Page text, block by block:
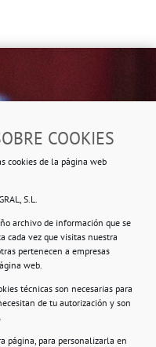
COOKIES
cookies de la página web
S.L.
archivo de información que se
cada vez que visitas nuestra
pertenecen a empresas
web.
técnicas son necesarias para
de tu autorización y son
página, para personalizarla en
3 – 28041 Madrid
de datos